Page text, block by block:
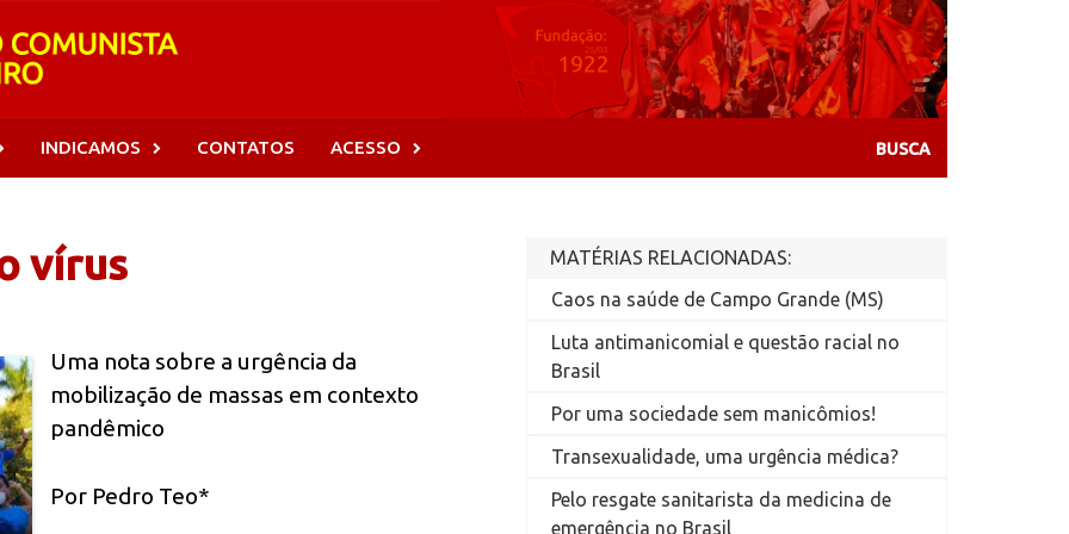
INDICAMOS CONTATOS ACESSO
vírus
Uma nota sobre a urgência da
mobilização de massas em contexto
pandêmico
Por Pedro Teo*
MATÉRIAS RELACIONADAS:
Caos na saúde de Campo Grande (MS)
Luta antimanicomial e questão racial no
Brasil
Por uma sociedade sem manicômios!
Transexualidade, uma urgência médica?
Pelo resgate sanitarista da medicina de
emergência no Brasil